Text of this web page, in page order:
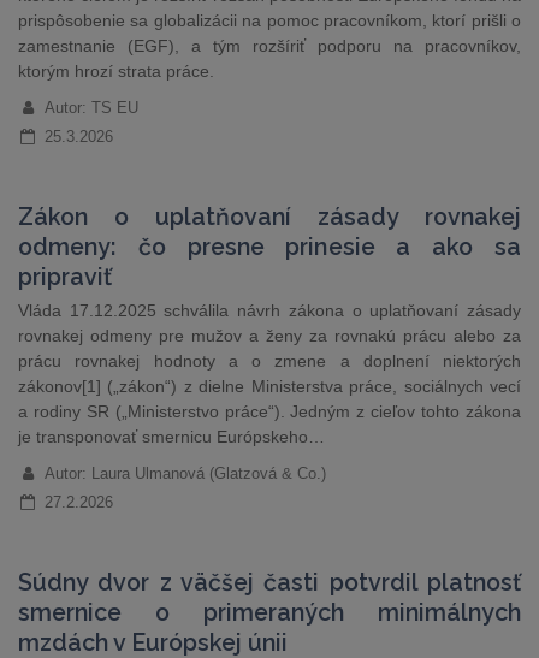
prispôsobenie sa globalizácii na pomoc pracovníkom, ktorí prišli o
zamestnanie (EGF), a tým rozšíriť podporu na pracovníkov,
ktorým hrozí strata práce.
Autor: TS EU
25.3.2026
Zákon o uplatňovaní zásady rovnakej
odmeny: čo presne prinesie a ako sa
pripraviť
Vláda 17.12.2025 schválila návrh zákona o uplatňovaní zásady
rovnakej odmeny pre mužov a ženy za rovnakú prácu alebo za
prácu rovnakej hodnoty a o zmene a doplnení niektorých
zákonov[1] („zákon“) z dielne Ministerstva práce, sociálnych vecí
a rodiny SR („Ministerstvo práce“). Jedným z cieľov tohto zákona
je transponovať smernicu Európskeho…
Autor: Laura Ulmanová (Glatzová & Co.)
27.2.2026
Súdny dvor z väčšej časti potvrdil platnosť
smernice o primeraných minimálnych
mzdách v Európskej únii